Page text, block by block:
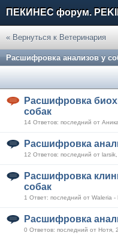
ПЕКИНЕС форум.
« Вернуться к Ветеринария
Расшифровка анализов у
Расшифровка
собак
14 Ответов: последний от
Расшифровка
12 Ответов: последний от
Расшифровка
собак
1 Ответ: последний от Waleria
Расшифровка
0 Ответов: последний от Нотя,